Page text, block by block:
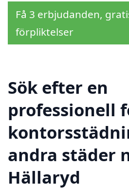
Få 3 erbjudanden,
förpliktelser
Sök efter en
professionell
andra städer
Hällaryd